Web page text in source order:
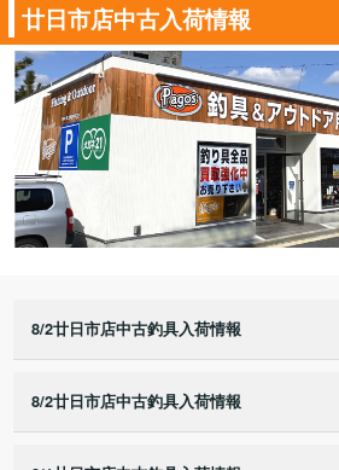
廿日市店中古入荷情報
8/2廿日市店中古釣具入荷情報
8/2廿日市店中古釣具入荷情報